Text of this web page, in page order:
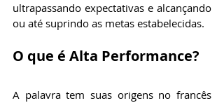
ultrapassando expectativas e alcançando
ou até suprindo as metas estabelecidas.
O que é Alta Performance?
A palavra tem suas origens no francês